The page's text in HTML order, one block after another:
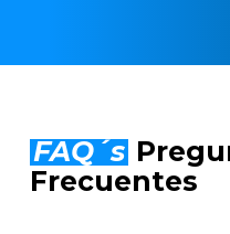
FAQ´s
Frecuentes